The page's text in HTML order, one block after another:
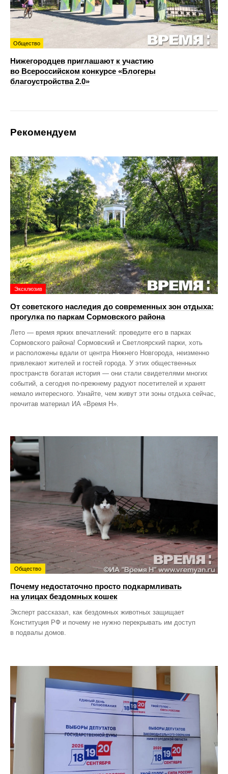
Общество
Нижегородцев приглашают к участию
во Всероссийском конкурсе «Блогеры
благоустройства 2.0»
Рекомендуем
Эксклюзив
От советского наследия до современных зон отдыха:
прогулка по паркам Сормовского района
Лето — время ярких впечатлений: проведите его в парках
Сормовского района! Сормовский и Светлоярский парки, хоть
и расположены вдали от центра Нижнего Новгорода, неизменно
привлекают жителей и гостей города. У этих общественных
пространств богатая история — они стали свидетелями многих
событий, а сегодня по‑прежнему радуют посетителей и хранят
немало интересного. Узнайте, чем живут эти зоны отдыха сейчас,
прочитав материал ИА «Время Н».
Общество
Почему недостаточно просто подкармливать
на улицах бездомных кошек
Эксперт рассказал, как бездомных животных защищает
Конституция РФ и почему не нужно перекрывать им доступ
в подвалы домов.